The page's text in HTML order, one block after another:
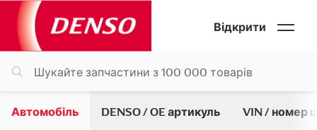
Відкрити
Автомобіль DENSO / OE артикуль VIN / номер